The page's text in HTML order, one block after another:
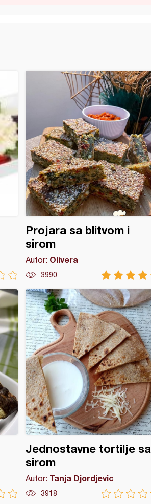
Projara sa blitvom i
sirom
Autor: Olivera
3990
Jednostavne tortilje sa
sirom
Autor: Tanja Djordjevic
3918